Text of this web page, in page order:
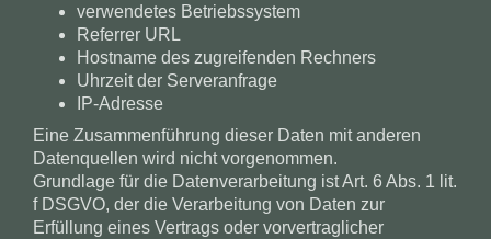
verwendetes Betriebssystem
Referrer URL
Hostname des zugreifenden Rechners
Uhrzeit der Serveranfrage
IP-Adresse
Eine Zusammenführung dieser Daten mit anderen
Datenquellen wird nicht vorgenommen.
Grundlage für die Datenverarbeitung ist Art. 6 Abs. 1 lit.
f DSGVO, der die Verarbeitung von Daten zur
Erfüllung eines Vertrags oder vorvertraglicher